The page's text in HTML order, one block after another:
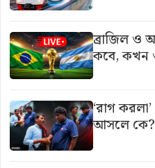
ব্রাজিল ও
কবে, কখন
‘রাগ
আসলে কে?